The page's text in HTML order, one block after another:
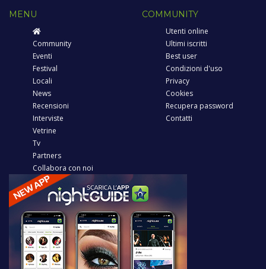
MENU
Community
Eventi
Festival
Locali
News
Recensioni
Interviste
Vetrine
Tv
Partners
Collabora con noi
COMMUNITY
Utenti online
Ultimi iscritti
Best user
Condizioni d'uso
Privacy
Cookies
Recupera password
Contatti